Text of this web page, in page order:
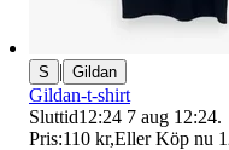
S | Gildan
Gildan-t-shirt
Sluttid12:24 7 aug 12:24.
Pris:110 kr,Eller Köp nu